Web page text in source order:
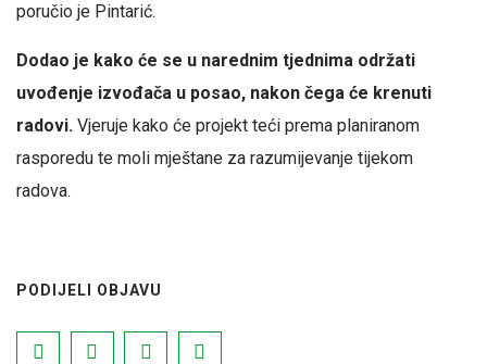
poručio je Pintarić.
Dodao je kako će se u narednim tjednima održati
uvođenje izvođača u posao, nakon čega će krenuti
radovi. Vjeruje kako će projekt teći prema planiranom
rasporedu te moli mještane za razumijevanje tijekom
radova.
PODIJELI OBJAVU